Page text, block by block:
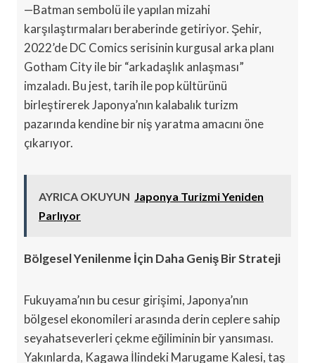
—Batman sembolü ile yapılan mizahi
karşılaştırmaları beraberinde getiriyor. Şehir,
2022’de DC Comics serisinin kurgusal arka planı
Gotham City ile bir “arkadaşlık anlaşması”
imzaladı. Bu jest, tarih ile pop kültürünü
birleştirerek Japonya’nın kalabalık turizm
pazarında kendine bir niş yaratma amacını öne
çıkarıyor.
AYRICA OKUYUN Japonya Turizmi Yeniden
Parlıyor
Bölgesel Yenilenme İçin Daha Geniş Bir Strateji
Fukuyama’nın bu cesur girişimi, Japonya’nın
bölgesel ekonomileri arasında derin ceplere sahip
seyahatseverleri çekme eğiliminin bir yansıması.
Yakınlarda, Kagawa İlindeki Marugame Kalesi, taş